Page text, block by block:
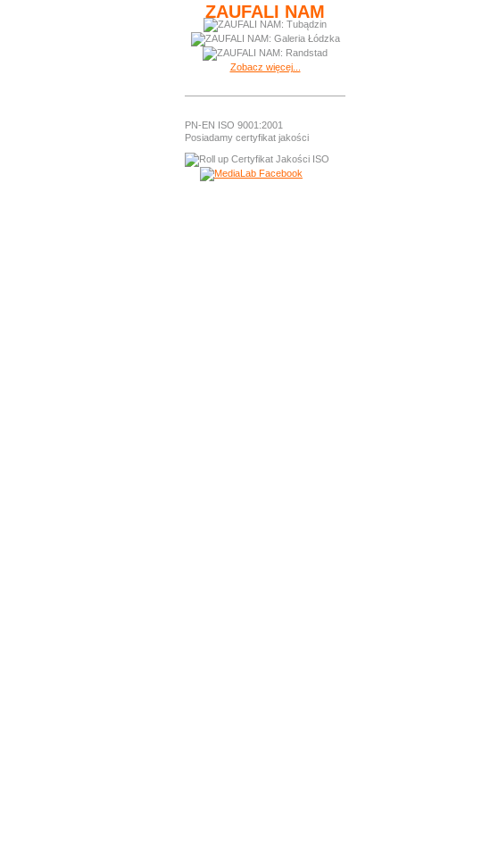
ZAUFALI NAM
Zobacz więcej...
PN-EN ISO 9001:2001
Posiadamy certyfikat jakości